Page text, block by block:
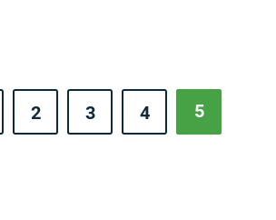
2 3 4 5